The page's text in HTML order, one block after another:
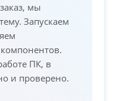
мы
Запускаем
компонентов.
ПК, в
и проверено.